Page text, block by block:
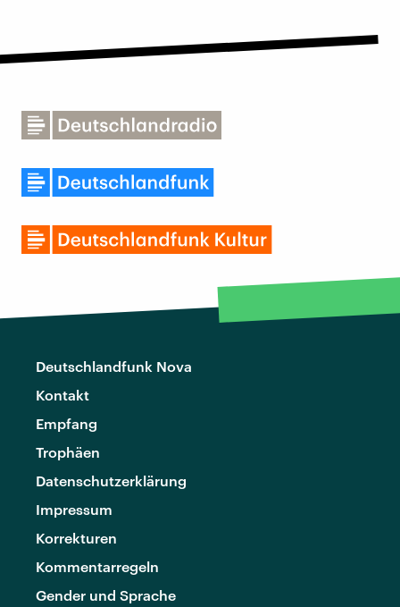
Deutschlandfunk Nova
Kontakt
Empfang
Trophäen
Datenschutzerklärung
Impressum
Korrekturen
Kommentarregeln
Gender und Sprache